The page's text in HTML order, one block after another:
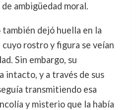
ambigüedad moral.
dejó huella en la
rostro y figura se veían
Sin embargo, su
intacto, y a través de sus
transmitiendo esa
y misterio que la había